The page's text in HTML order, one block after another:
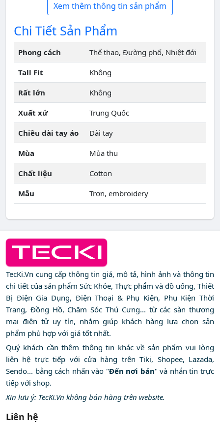
Xem thêm thông tin sản phẩm
Chi Tiết Sản Phẩm
Phong cách Thể thao, Đường phố, Nhiệt đới
Tall Fit Không
Rất lớn Không
Xuất xứ Trung Quốc
Chiều dài tay áo Dài tay
Mùa Mùa thu
Chất liệu Cotton
Mẫu Trơn, embroidery
TecKi.Vn cung cấp thông tin giá, mô tả, hình ảnh và thông tin
chi tiết của sản phẩm Sức Khỏe, Thực phẩm và đồ uống, Thiết
Bị Điện Gia Dụng, Điện Thoại & Phụ Kiện, Phụ Kiện Thời
Trang, Đồng Hồ, Chăm Sóc Thú Cưng... từ các sàn thương
mại điện tử uy tín, nhằm giúp khách hàng lựa chọn sản
phẩm phù hợp với giá tốt nhất.
Quý khách cần thêm thông tin khác về sản phẩm vui lòng
liên hệ trực tiếp với cửa hàng trên Tiki, Shopee, Lazada,
Sendo... bằng cách nhấn vào "Đến nơi bán" và nhắn tin trực
tiếp với shop.
Xin lưu ý: TecKi.Vn không bán hàng trên website.
Liên hệ